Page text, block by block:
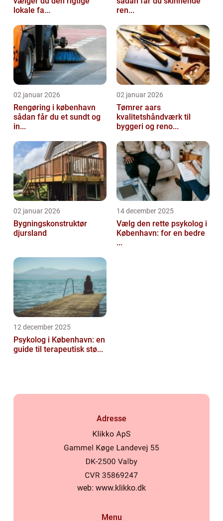
lokale fa...
ren...
02 januar 2026
Rengøring i københavn
sådan får du et sundt og
in...
02 januar 2026
Tømrer aars
kvalitetshåndværk til
byggeri og reno...
02 januar 2026
Bygningskonstruktør
djursland
14 december 2025
Vælg den rette psykolog i
København: for en bedre
...
12 december 2025
Psykolog i København: en
guide til terapeutisk stø...
Adresse
web: www.klikko.dk
Menu